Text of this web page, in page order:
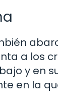
a los
y en
en la